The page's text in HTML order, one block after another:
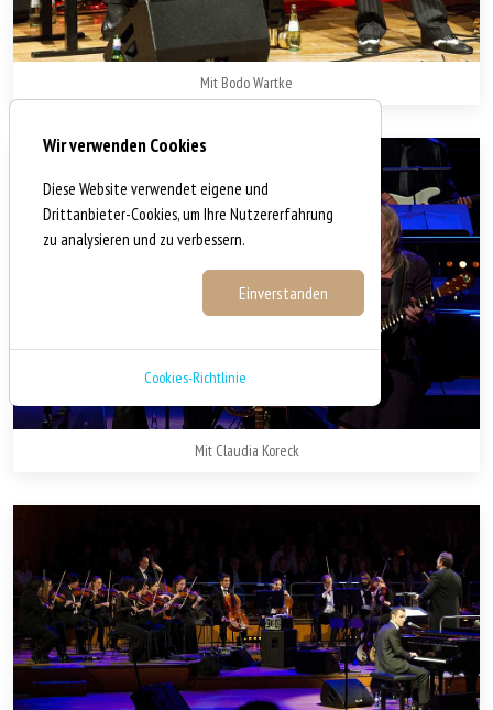
Wir verwenden Cookies
Diese Website verwendet eigene und
Drittanbieter-Cookies, um Ihre Nutzererfahrung
zu analysieren und zu verbessern.
Einverstanden
Cookies-Richtlinie
Mit Bodo Wartke
Mit Claudia Koreck